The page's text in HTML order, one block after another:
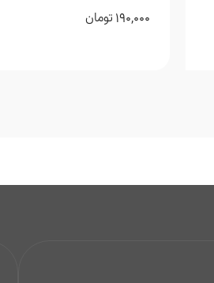
190,000 تومان